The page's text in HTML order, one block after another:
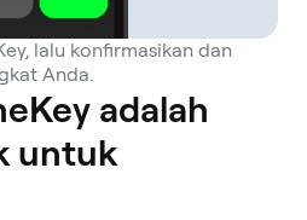
lalu konfirmasikan dan
Anda.
adalah
untuk